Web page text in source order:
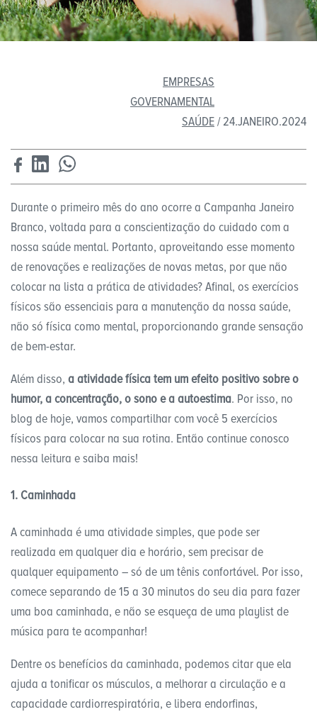
EMPRESAS
GOVERNAMENTAL
SAÚDE/ 24.JANEIRO.2024
Durante o primeiro mês do ano ocorre a Campanha Janeiro
Branco, voltada para a conscientização do cuidado com a
nossa saúde mental. Portanto, aproveitando esse momento
de renovações e realizações de novas metas, por que não
colocar na lista a prática de atividades? Afinal, os exercícios
físicos são essenciais para a manutenção da nossa saúde,
não só física como mental, proporcionando grande sensação
de bem-estar.
Além disso, a atividade física tem um efeito positivo sobre o
humor, a concentração, o sono e a autoestima. Por isso, no
blog de hoje, vamos compartilhar com você 5 exercícios
físicos para colocar na sua rotina. Então continue conosco
nessa leitura e saiba mais!
1. Caminhada
A caminhada é uma atividade simples, que pode ser
realizada em qualquer dia e horário, sem precisar de
qualquer equipamento – só de um tênis confortável. Por isso,
comece separando de 15 a 30 minutos do seu dia para fazer
uma boa caminhada, e não se esqueça de uma playlist de
música para te acompanhar!
Dentre os benefícios da caminhada, podemos citar que ela
ajuda a tonificar os músculos, a melhorar a circulação e a
capacidade cardiorrespiratória, e libera endorfinas,